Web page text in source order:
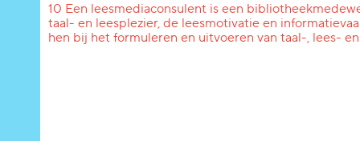
10 Een leesmediaconsulent is een
taal- en leesplezier, de leesmotivatie en
hen bij het formuleren en uitvoeren van taal-, lees-